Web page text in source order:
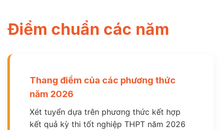
Điểm chuẩn các năm
Thang điểm của các phương thức
năm 2026
Xét tuyển dựa trên phương thức kết hợp
kết quả kỳ thi tốt nghiệp THPT năm 2026